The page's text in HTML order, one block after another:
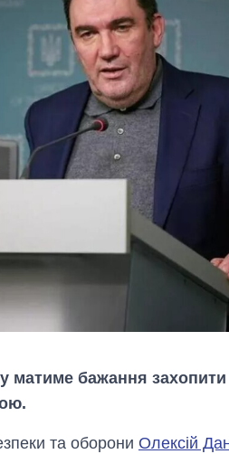
матиме бажання захопити
та оборони Олексій